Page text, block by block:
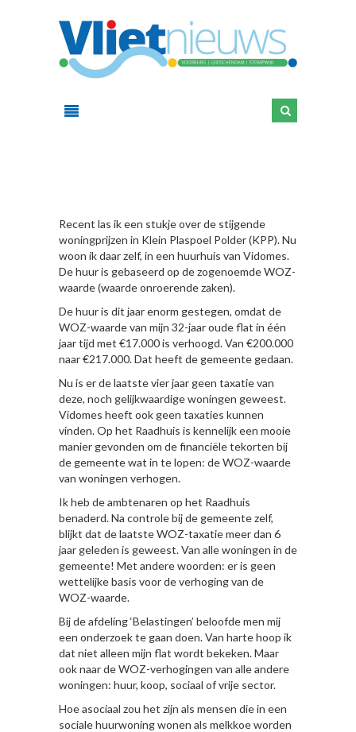
Recent las ik een stukje over de stijgende
woningprijzen in Klein Plaspoel Polder (KPP). Nu
woon ik daar zelf, in een huurhuis van Vidomes.
De huur is gebaseerd op de zogenoemde WOZ-
waarde (waarde onroerende zaken).
De huur is dit jaar enorm gestegen, omdat de
WOZ-waarde van mijn 32-jaar oude flat in één
jaar tijd met €17.000 is verhoogd. Van €200.000
naar €217.000. Dat heeft de gemeente gedaan.
Nu is er de laatste vier jaar geen taxatie van
deze, noch gelijkwaardige woningen geweest.
Vidomes heeft ook geen taxaties kunnen
vinden. Op het Raadhuis is kennelijk een mooie
manier gevonden om de financiële tekorten bij
de gemeente wat in te lopen: de WOZ-waarde
van woningen verhogen.
Ik heb de ambtenaren op het Raadhuis
benaderd. Na controle bij de gemeente zelf,
blijkt dat de laatste WOZ-taxatie meer dan 6
jaar geleden is geweest. Van alle woningen in de
gemeente! Met andere woorden: er is geen
wettelijke basis voor de verhoging van de
WOZ-waarde.
Bij de afdeling ‘Belastingen’ beloofde men mij
een onderzoek te gaan doen. Van harte hoop ik
dat niet alleen mijn flat wordt bekeken. Maar
ook naar de WOZ-verhogingen van alle andere
woningen: huur, koop, sociaal of vrije sector.
Hoe asociaal zou het zijn als mensen die in een
sociale huurwoning wonen als melkkoe worden